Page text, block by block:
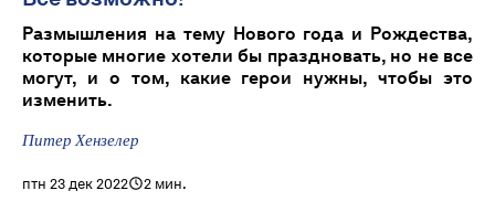
Размышления на тему Нового года и Рождества,
которые многие хотели бы праздновать, но не все
могут, и о том, какие герои нужны, чтобы это
изменить.
Питер Хензелер
птн 23 дек 2022 2 мин.